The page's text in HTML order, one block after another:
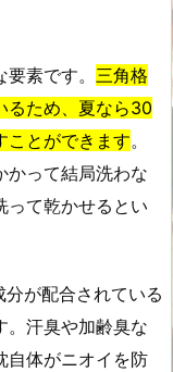
素です。 三角格
るため、夏なら30
ことができます。
かって結局洗わな
って乾かせるとい
が配合されている
。汗臭や加齢臭な
自体がニオイを防